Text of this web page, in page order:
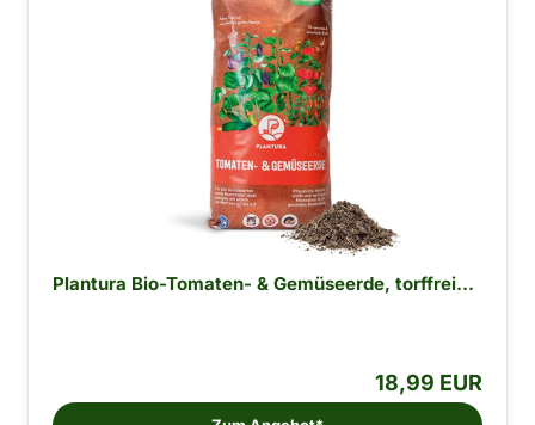
Plantura Bio-Tomaten- & Gemüseerde, torffrei...
18,99 EUR